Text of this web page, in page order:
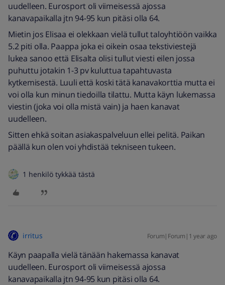
uudelleen. Eurosport oli viimeisessä ajossa
kanavapaikalla jtn 94-95 kun pitäsi olla 64.
Mietin jos Elisaa ei olekkaan vielä tullut taloyhtiöön vaikka
5.2 piti olla. Paappa joka ei oikein osaa tekstiviestejä
lukea sanoo että Elisalta olisi tullut viesti eilen jossa
puhuttu jotakin 1-3 pv kuluttua tapahtuvasta
kytkemisestä. Luuli että koski tätä kanavakorttia mutta ei
voi olla kun minun tiedoilla tilattu. Mutta käyn lukemassa
viestin (joka voi olla mistä vain) ja haen kanavat
uudelleen.
Sitten ehkä soitan asiakaspalveluun ellei pelitä. Paikan
päällä kun olen voi yhdistää tekniseen tukeen.
1 henkilö tykkää tästä
irritus Forum|Forum|1 year ago
Käyn paapalla vielä tänään hakemassa kanavat
uudelleen. Eurosport oli viimeisessä ajossa
kanavapaikalla jtn 94-95 kun pitäsi olla 64.